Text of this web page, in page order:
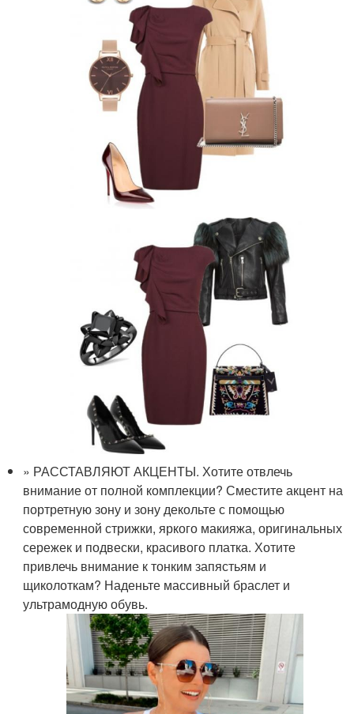
» РАССТАВЛЯЮТ АКЦЕНТЫ. Хотите отвлечь
внимание от полной комплекции? Сместите акцент на
портретную зону и зону декольте с помощью
современной стрижки, яркого макияжа, оригинальных
сережек и подвески, красивого платка. Хотите
привлечь внимание к тонким запястьям и
щиколоткам? Наденьте массивный браслет и
ультрамодную обувь.